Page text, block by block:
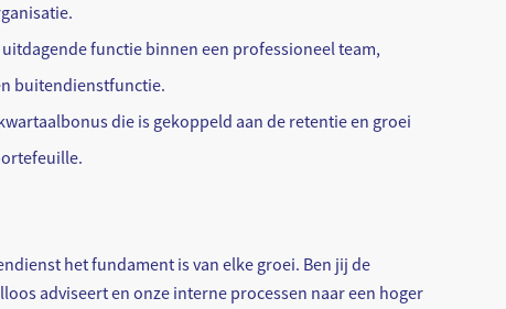
functie binnen een professioneel team,
buitendienstfunctie.
die is gekoppeld aan de retentie en groei
het fundament is van elke groei. Ben jij de
adviseert en onze interne processen naar een hoger